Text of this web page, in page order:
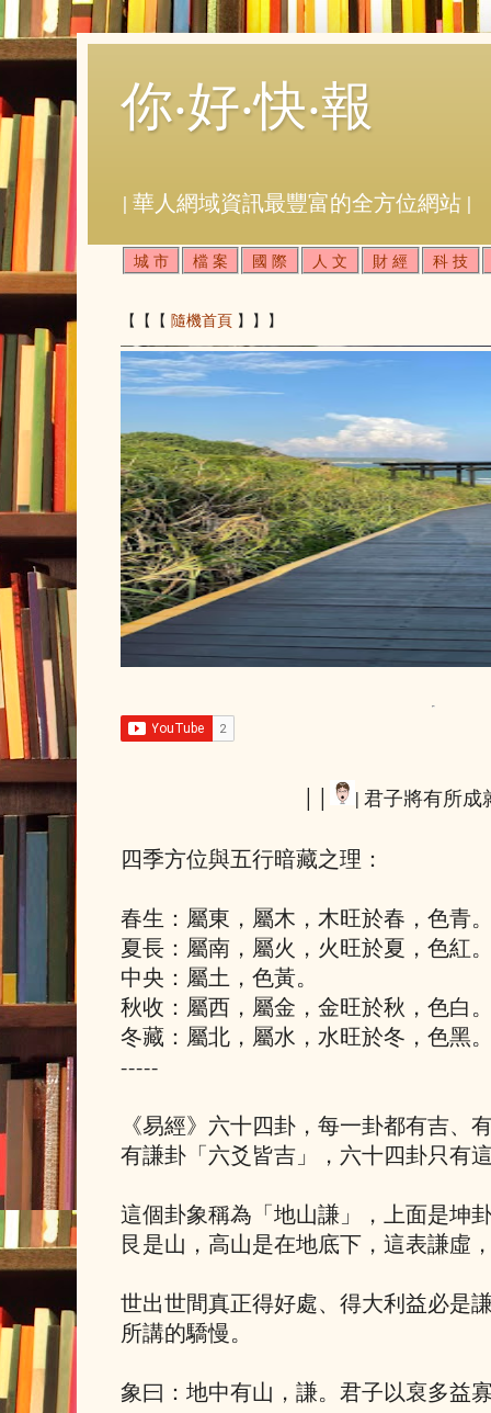
你‧好‧快‧報
| 華人網域資訊最豐富的全方位網站 |
城 市 檔 案 國 際 人 文 財 經 科 技
【【【 隨機首頁 】】】
| ​君子將有所成
四季方位與五行暗藏之理：
春生：屬東，屬木，木旺於春，色青
夏長：屬南，屬火，火旺於夏，色紅
中央：屬土，色黃。
秋收：屬西，屬金，金旺於秋，色白
冬藏：屬北，屬水，水旺於冬，色黑
-----
《易經》六十四卦，每一卦都有吉、
有謙卦「六爻皆吉」，六十四卦只有
這個卦象稱為「地山謙」，上面是坤
艮是山，高山是在地底下，這表謙虛
世出世間真正得好處、得大利益必是
所講的驕慢。
象曰：地中有山，謙。君子以裒多益